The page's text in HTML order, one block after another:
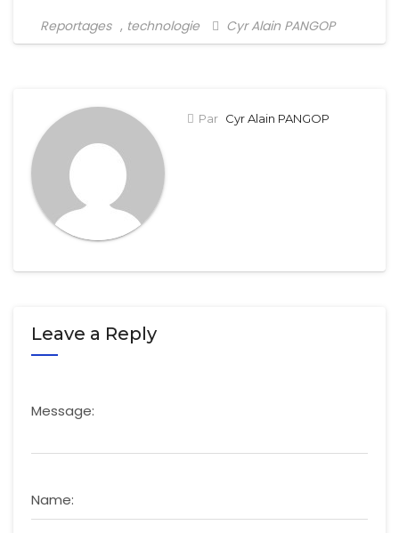
Reportages , technologie Cyr Alain PANGOP
Par Cyr Alain PANGOP
Leave a Reply
Message:
Name: